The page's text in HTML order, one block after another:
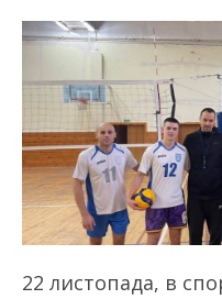
22 листопада, в